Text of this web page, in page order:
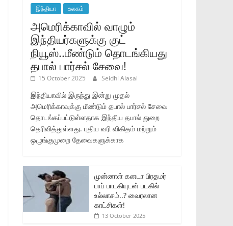
இந்தியா உலகம்
அமெரிக்காவில் வாழும்
இந்தியர்களுக்கு குட்
நியூஸ்..மீண்டும் தொடங்கியது
தபால் பார்சல் சேவை!
15 October 2025 Seidhi Alasal
இந்தியாவில் இருந்து இன்று முதல்
அமெரிக்காவுக்கு மீண்டும் தபால் பார்சல் சேவை
தொடங்கப்பட்டுள்ளதாக இந்திய தபால் துறை
தெரிவித்துள்ளது. புதிய வரி விகிதம் மற்றும்
ஒழுங்குமுறை தேவைகளுக்காக
முன்னாள் கனடா பிரதமர்
பாப் பாடகியுடன் படகில்
உல்லாசம்..? வைரலான
காட்சிகள்!
13 October 2025